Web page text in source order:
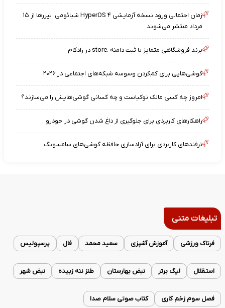
زمان احتمالی ورود نسخه آزمایشی HyperOS ۴ شیائومی؛ تیزرها از ۱۵
مرداد منتشر می‌شوند
برند فروشگاهی متمایز با ثبت دامنه .store در رادکام
گوشی‌هایی برای کم‌کردن وسوسه شبکه‌های اجتماعی در ۲۰۲۶
امروز چه کسی مالک نوکیاست و چه کسانی گوشی‌هایش را می‌سازند؟
راهکارهای کاربردی برای جلوگیری از داغ شدن گوشی در خودرو
ترفندهای کاربردی برای آزادسازی حافظه گوشی‌های سامسونگ
تبلیغات متنی
فرتاک ورزشی آموزش آشپزی سعید محمد فال پرسپولیس
استقلال لیگ برتر نبض بهارستان طنز ننه زبیده نبض شهر
فصل سوم زخم کاری کتاب صوتی سلام صدا